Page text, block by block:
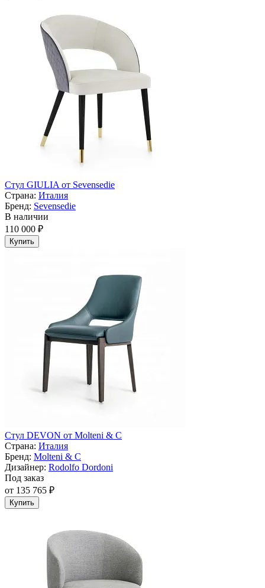
Стул GIULIA от Sevensedie
Страна: Италия
Бренд: Sevensedie
В наличии
110 000 ₽
Купить
Стул DEVON от Molteni & C
Страна: Италия
Бренд: Molteni & C
Дизайнер: Rodolfo Dordoni
Под заказ
от 135 765 ₽
Купить